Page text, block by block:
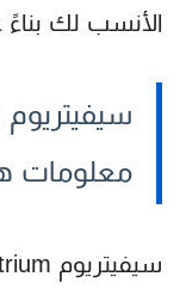
الأنسب لك بناءً
معلومات
سيفيتريوم Safetrium